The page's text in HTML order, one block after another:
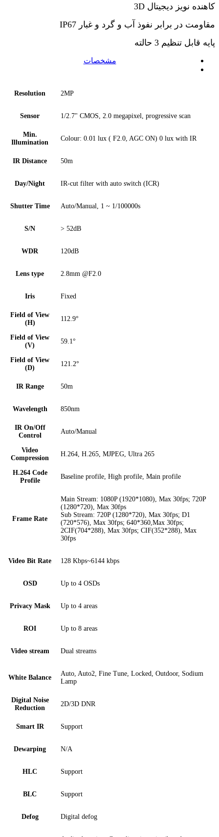
کاهنده نویز دیجیتال 3D
مقاومت در برابر نفوذ آب و گرد و غبار IP67
پایه قابل تنظیم 3 حالته
مشخصات
Resolution 2MP
Sensor 1/2.7" CMOS, 2.0 megapixel, progressive scan
Min.
Illumination
Colour: 0.01 lux ( F2.0, AGC ON) 0 lux with IR
IR Distance 50m
Day/Night IR-cut filter with auto switch (ICR)
Shutter Time Auto/Manual, 1 ~ 1/100000s
S/N > 52dB
WDR 120dB
Lens type 2.8mm @F2.0
Iris Fixed
Field of View
(H)
112.9°
Field of View
(V)
59.1°
Field of View
(D)
121.2°
IR Range 50m
Wavelength 850nm
IR On/Off
Control
Auto/Manual
Video
Compression
H.264, H.265, MJPEG, Ultra 265
H.264 Code
Profile
Baseline profile, High profile, Main profile
Frame Rate
Main Stream: 1080P (1920*1080), Max 30fps; 720P
(1280*720), Max 30fps
Sub Stream: 720P (1280*720), Max 30fps; D1
(720*576), Max 30fps; 640*360,Max 30fps;
2CIF(704*288), Max 30fps; CIF(352*288), Max
30fps
Video Bit Rate 128 Kbps~6144 kbps
OSD Up to 4 OSDs
Privacy Mask Up to 4 areas
ROI Up to 8 areas
Video stream Dual streams
White Balance
Auto, Auto2, Fine Tune, Locked, Outdoor, Sodium
Lamp
Digital Noise
Reduction
2D/3D DNR
Smart IR Support
Dewarping N/A
HLC Support
BLC Support
Defog Digital defog